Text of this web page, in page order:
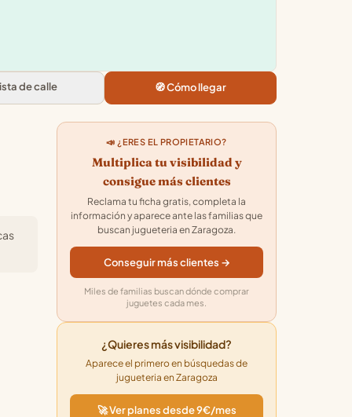
de calle 🧭 Cómo llegar
📣 ¿ERES EL PROPIETARIO?
Multiplica tu visibilidad y
consigue más clientes
Reclama tu ficha gratis, completa la
información y aparece ante las familias que
buscan jugueteria en Zaragoza.
Conseguir más clientes →
Miles de familias buscan dónde comprar
juguetes cada mes.
¿Quieres más visibilidad?
Aparece el primero en búsquedas de
jugueteria en Zaragoza
🚀 Ver planes desde 9€/mes